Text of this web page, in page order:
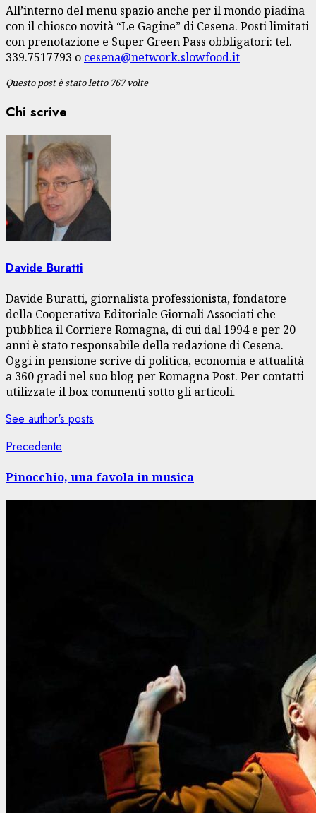
All’interno del menu spazio anche per il mondo piadina
con il chiosco novità “Le Gagine” di Cesena. Posti limitati
con prenotazione e Super Green Pass obbligatori: tel.
339.7517793 o cesena@network.slowfood.it
Questo post è stato letto 767 volte
Chi scrive
Davide Buratti
Davide Buratti, giornalista professionista, fondatore
della Cooperativa Editoriale Giornali Associati che
pubblica il Corriere Romagna, di cui dal 1994 e per 20
anni è stato responsabile della redazione di Cesena.
Oggi in pensione scrive di politica, economia e attualità
a 360 gradi nel suo blog per Romagna Post. Per contatti
utilizzate il box commenti sotto gli articoli.
See author's posts
Navigazione
articolo
Precedente
Pinocchio, una favola in musica